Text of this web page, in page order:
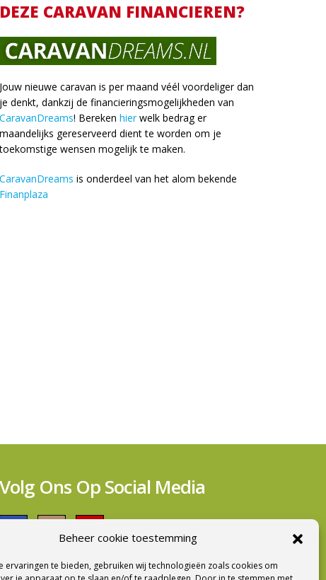
Beheer cookie toestemming
ervaringen te bieden, gebruiken wij technologieën zoals cookies om
DEZE CARAVAN FINANCIEREN?
Jouw nieuwe caravan is per maand véél voordeliger dan
je denkt, dankzij de financieringsmogelijkheden van
CaravanDreams! Bereken hierwelk bedrag er
maandelijks gereserveerd dient te worden om je
toekomstige wensen mogelijk te maken.
CaravanDreams is onderdeel van het alom bekende
Finanplaza
Volg Ons Op Social Media
Nieuwsbrief Ontvangen?